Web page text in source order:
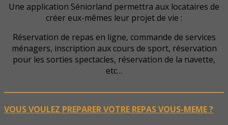
Une application Séniorland permettra aux locataires de
créer eux-mêmes leur projet de vie :
Réservation de repas en ligne, commande de services
ménagers, inscription aux cours de sport, réservation
pour les sorties spectacles, réservation de la navette,
etc…
VOUS VOULEZ PREPARER VOTRE REPAS VOUS-MEME ?